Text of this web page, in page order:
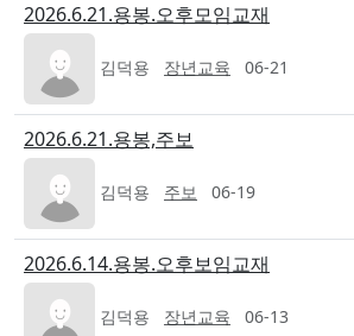
2026.6.21.용봉.오후모임교재
김덕용 장년교육 06-21
2026.6.21.용봉,주보
김덕용 주보 06-19
2026.6.14.용봉.오후보임교재
김덕용 장년교육 06-13